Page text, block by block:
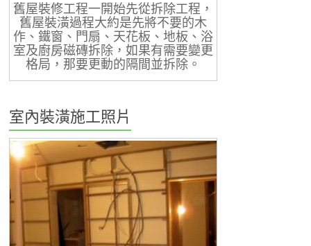
舊屋裝修工程一開始先從拆除工程，
舊屋裝潢過程大約是先將不要的木
作、鐵窗、門扇、天花板、地板、浴
室及廚房磁磚拆除，如果有需要變更
格局，那要更動的隔間並拆除。
室內裝潢施工照片